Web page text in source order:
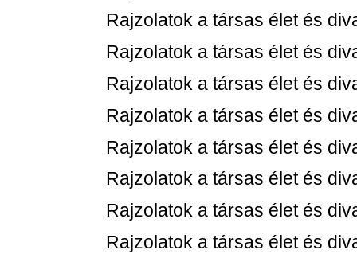
Rajzolatok a társas élet és
Rajzolatok a társas élet és
Rajzolatok a társas élet és
Rajzolatok a társas élet és
Rajzolatok a társas élet és
Rajzolatok a társas élet és
Rajzolatok a társas élet és
Rajzolatok a társas élet és